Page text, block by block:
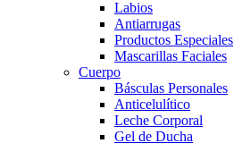
Labios
Antiarrugas
Productos Especiales
Mascarillas Faciales
Cuerpo
Básculas Personales
Anticelulítico
Leche Corporal
Gel de Ducha